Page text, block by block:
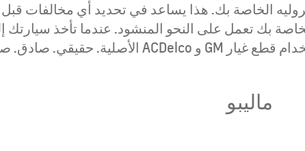
الخاصة بك. هذا يساعد في تحديد أي مخالفات
بك تعمل على النحو المنشود. عندما تأخذ
ماليبو